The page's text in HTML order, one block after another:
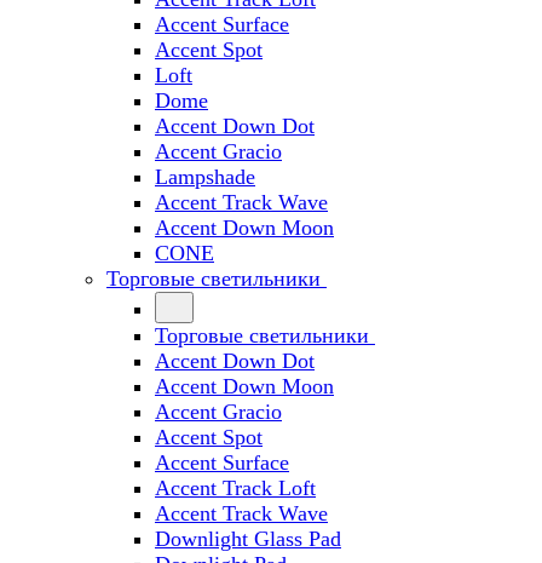
Accent Surface
Accent Spot
Loft
Dome
Accent Down Dot
Accent Gracio
Lampshade
Accent Track Wave
Accent Down Moon
CONE
Торговые светильники
Торговые светильники
Accent Down Dot
Accent Down Moon
Accent Gracio
Accent Spot
Accent Surface
Accent Track Loft
Accent Track Wave
Downlight Glass Pad